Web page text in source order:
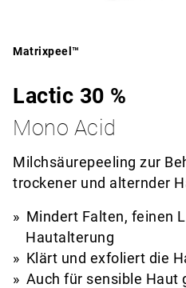
Matrixpeel™
Lactic 30 %
Mono Acid
Milchsäurepeeling zur
trockener und alternder
Mindert Falten, feinen
Hautalterung
Klärt und exfoliert die
Auch für sensible Haut